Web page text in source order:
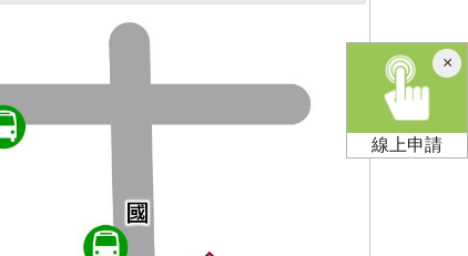
×關
閉
線上申請